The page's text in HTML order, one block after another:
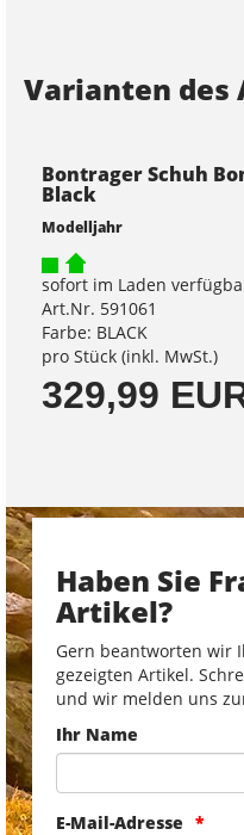
Varianten des
Bontrager Schuh
Black
Modelljahr
sofort im Laden
Art.Nr. 591061
Farbe: BLACK
pro Stück (inkl. MwSt.)
329,99
Haben Sie
Artikel?
Gern beantworten wir
gezeigten Artikel.
und wir melden uns
Ihr Name
E-Mail-Adresse